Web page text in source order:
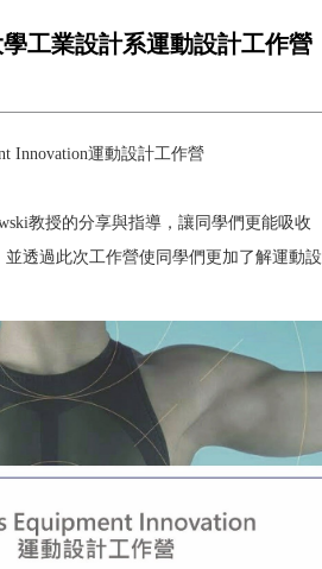
學工業設計系運動設計工作營
Innovation運動設計工作營
教授的分享與指導，讓同學們更能吸收
透過此次工作營使同學們更加了解運動設